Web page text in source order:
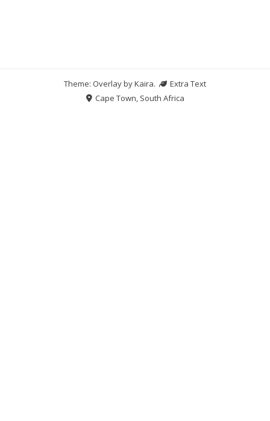
Theme: Overlay byKaira.
Extra Text
Cape Town, South Africa